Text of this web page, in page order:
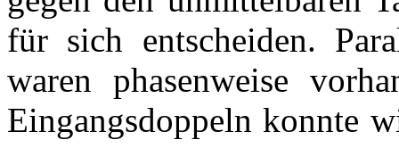
für sich entscheiden.
waren phasenweise
Eingangsdoppeln konnte